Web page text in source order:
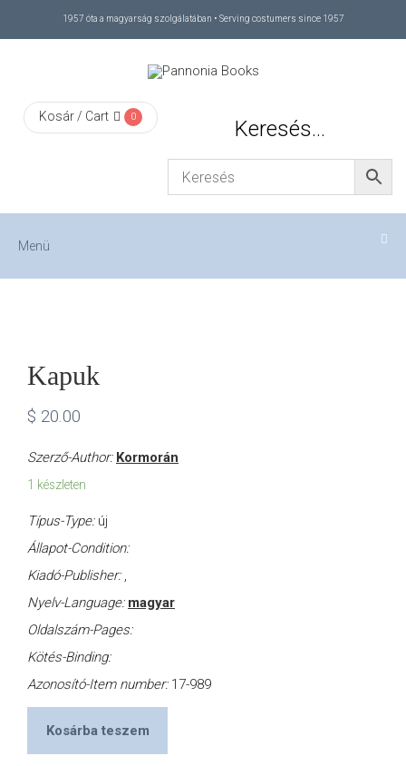
1957 óta a magyarság szolgálatában • Serving costumers since 1957
Kosár / Cart 0 Keresés…
Menü
US
VÁSÁRLÁS
SHOP
KAPCSOLAT
Kapuk
$ 20.00
Szerző-Author: Kormorán
1 készleten
Típus-Type: új
Állapot-Condition:
Kiadó-Publisher: ,
Nyelv-Language: magyar
Oldalszám-Pages:
Kötés-Binding:
Azonosító-Item number: 17-989
Kosárba teszem